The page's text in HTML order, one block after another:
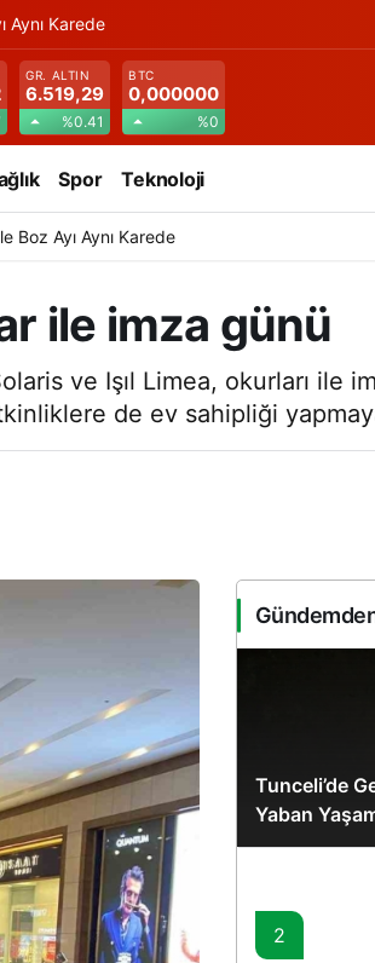
Aynı Karede
GR. ALTIN
6.519,29
%0.41
BTC
0,000000
%0
Spor Teknoloji
Boz Ayı Aynı Karede
ile imza günü
ve Işıl Limea, okurları ile
de ev sahipliği
Tunceli’de
Yaban
Karede
2